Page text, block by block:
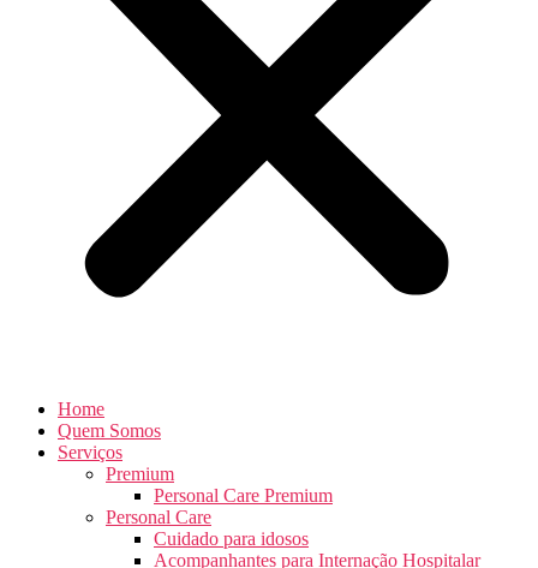
Home
Quem Somos
Serviços
Premium
Personal Care Premium
Personal Care
Cuidado para idosos
Acompanhantes para Internação Hospitalar